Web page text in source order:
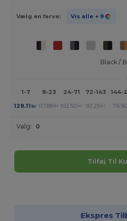
Vælg en farve: Vis alle + 9
Black /
1-7
8-23 24-71 72-143 144-
128.11 kr 117.86 kr 102.50 kr 92.25 kr 76.90
Valg: 0
Tilføj Til
Ekspres